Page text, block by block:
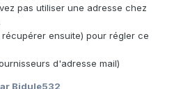
pas utiliser une adresse chez
ensuite) pour régler ce
d'adresse mail)
Bidule532